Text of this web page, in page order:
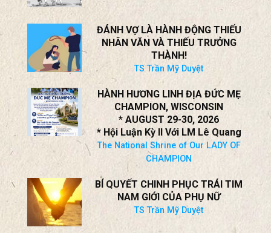
ĐÁNH VỢ LÀ HÀNH ĐỘNG THIẾU
NHÂN VĂN VÀ THIẾU TRƯỞNG
THÀNH!
TS Trần Mỹ Duyệt
HÀNH HƯƠNG LINH ĐỊA ĐỨC MẸ
CHAMPION, WISCONSIN
* AUGUST 29-30, 2026
* Hội Luận Kỳ II Với LM Lê Quang
The National Shrine of Our LADY OF
CHAMPION
BÍ QUYẾT CHINH PHỤC TRÁI TIM
NAM GIỚI CỦA PHỤ NỮ
TS Trần Mỹ Duyệt